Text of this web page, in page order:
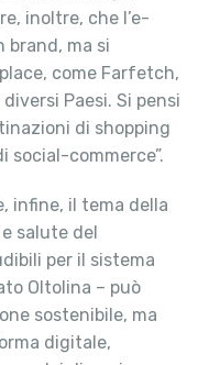
inoltre, che l’e-
brand, ma si
come Farfetch,
Paesi. Si pensi
di shopping
social-commerce”.
infine, il tema della
salute del
per il sistema
Oltolina – può
sostenibile, ma
digitale,